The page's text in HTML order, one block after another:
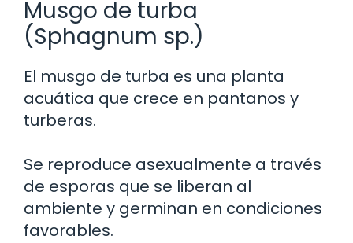
Musgo de turba
(Sphagnum sp.)
El musgo de turba es una planta
acuática que crece en pantanos y
turberas.
Se reproduce asexualmente a través
de esporas que se liberan al
ambiente y germinan en condiciones
favorables.